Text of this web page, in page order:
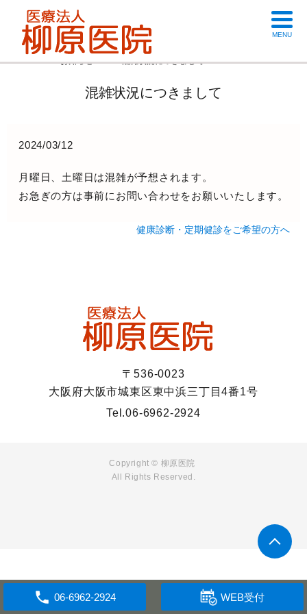
MENU
HOME お知らせ 混雑状況につきまして
混雑状況につきまして
2024/03/12
月曜日、土曜日は混雑が予想されます。
お急ぎの方は事前にお問い合わせをお願いいたします。
健康診断・定期健診をご希望の方へ
WEB受付
〒536-0023
大阪府大阪市城東区東中浜三丁目4番1号
Tel.06-6962-2924
Copyright © 柳原医院
All Rights Reserved.